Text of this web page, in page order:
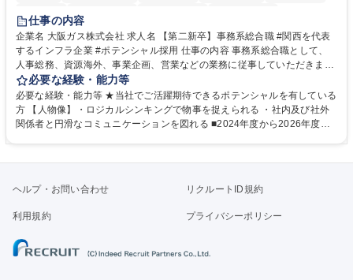
服装自由
第二新卒歓迎
仕事の内容
企業名 大阪ガス株式会社 求人名 【第二新卒】事務系総合職 #関西を代表
するインフラ企業 #ポテンシャル採用 仕事の内容 事務系総合職として、
人事総務、資源海外、事業企画、営業などの業務に従事していただきま
す。 【業務内容の一例】■所属事業部の勤労業務 ■海外に関係する各種業
務 ■営業部門の企画スタッフ、ルート営業 【キャリアパス】入社後の配属
ポジションで一定期間ご活躍頂いた後、本人の適性及び将来のキャリアを
鑑みてジョブローテーションを行います。 【育成】OJTでの現場育成や研
表するインフラ企業 #ポテンシャル採用
必要な経験・能力等
必要な経験・能力等 ★当社でご活躍期待できるポテンシャルを有している
方 【人物像】・ロジカルシンキングで物事を捉えられる ・社内及び社外
関係者と円滑なコミュニケーションを図れる ■2024年度から2026年度ま
「未来の日常」の創造に向けて持続可能な社会の実現に貢献してまいりま
す。 学歴・資格 学歴：大学院 大学 語学力： 資格：
ヘルプ・お問い合わせ リクルートID規約
利用規約 プライバシーポリシー